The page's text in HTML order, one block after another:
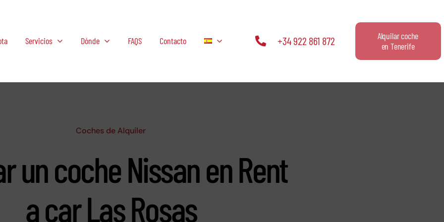
Servicios Dónde FAQS Contacto +34 922 861 872
Alquilar coche
en Tenerife
Coches de Alquiler
un coche Nissan en Rent
a car Las Rosas